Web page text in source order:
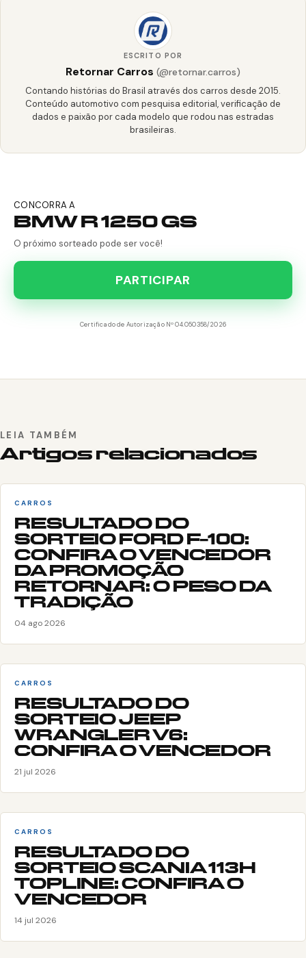
ESCRITO POR
Retornar Carros (@retornar.carros)
Contando histórias do Brasil através dos carros desde 2015.
Conteúdo automotivo com pesquisa editorial, verificação de
dados e paixão por cada modelo que rodou nas estradas
brasileiras.
CONCORRA A
BMW R 1250 GS
O próximo sorteado pode ser você!
PARTICIPAR
Certificado de Autorização Nº 04.050358/2026
LEIA TAMBÉM
Artigos relacionados
CARROS
RESULTADO DO
SORTEIO FORD F-100:
CONFIRA O VENCEDOR
DA PROMOÇÃO
RETORNAR: O PESO DA
TRADIÇÃO
04 ago 2026
CARROS
RESULTADO DO
SORTEIO JEEP
WRANGLER V6:
CONFIRA O VENCEDOR
21 jul 2026
CARROS
RESULTADO DO
SORTEIO SCANIA 113H
TOPLINE: CONFIRA O
VENCEDOR
14 jul 2026